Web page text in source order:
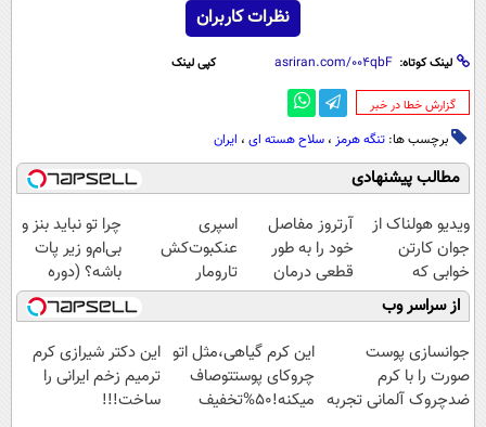
نظرات کاربران
لینک کوتاه: کپی لینک
‌گزارش خطا در خبر
برچسب ها: تنگه هرمز ، سلاح هسته ای ، ایران
مطالب پیشنهادی
ویدیو هولناک از
جوان کارتن
خوابی که
میلیاردر شد.
آموزش رایگان
آرتروز مفاصل
خود را به طور
قطعی درمان
کنید!
◗پرسش‌نامه◖
اسپری
عنکبوت‌‌کش
تارومار
ازبین‌برنده انواع
عنکبوت
چرا تو نباید بنز و
بی‌ام‌و زیر پات
باشه؟ (دوره
رایگان درآمد
میلیاردی)
از سراسر وب
جوانسازی پوست
صورت را با کرم
ضدچروک آلمانی تجربه
این کرم گیاهی،مثل اتو
چروکای پوستتوصاف
میکنه!50%تخفیف
این دکتر شیرازی کرم
ترمیم زخم ایرانی را
ساخت!!!